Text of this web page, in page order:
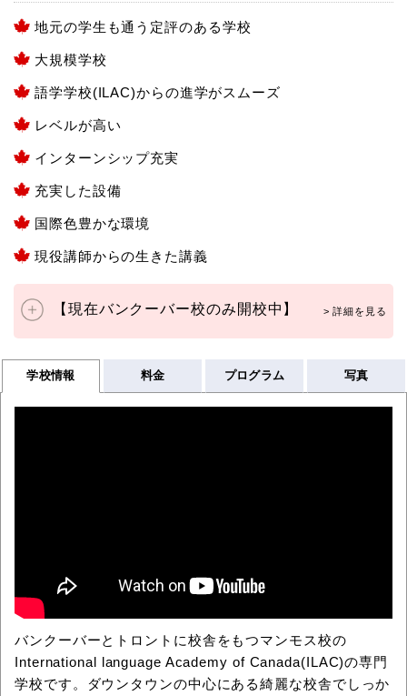
地元の学生も通う定評のある学校
大規模学校
語学学校(ILAC)からの進学がスムーズ
レベルが高い
インターンシップ充実
充実した設備
国際色豊かな環境
現役講師からの生きた講義
【現在バンクーバー校のみ開校中】
学校情報 料金 プログラム 写真
バンクーバーとトロントに校舎をもつマンモス校の
International language Academy of Canada(ILAC)の専門
学校です。ダウンタウンの中心にある綺麗な校舎でしっか